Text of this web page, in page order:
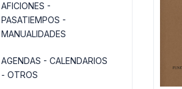
AFICIONES -
PASATIEMPOS -
MANUALIDADES
AGENDAS - CALENDARIOS
- OTROS